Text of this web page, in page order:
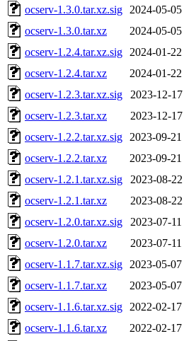
ocserv-1.3.0.tar.xz.sig
2024-05-
ocserv-1.3.0.tar.xz
2024-05-
ocserv-1.2.4.tar.xz.sig
2024-01-
ocserv-1.2.4.tar.xz
2024-01-
ocserv-1.2.3.tar.xz.sig
2023-12-
ocserv-1.2.3.tar.xz
2023-12-
ocserv-1.2.2.tar.xz.sig
2023-09-
ocserv-1.2.2.tar.xz
2023-09-
ocserv-1.2.1.tar.xz.sig
2023-08-22
ocserv-1.2.1.tar.xz
2023-08-22
ocserv-1.2.0.tar.xz.sig
2023-07-
ocserv-1.2.0.tar.xz
2023-07-
ocserv-1.1.7.tar.xz.sig
2023-05-
ocserv-1.1.7.tar.xz
2023-05-
ocserv-1.1.6.tar.xz.sig
2022-02-17
ocserv-1.1.6.tar.xz
2022-02-17